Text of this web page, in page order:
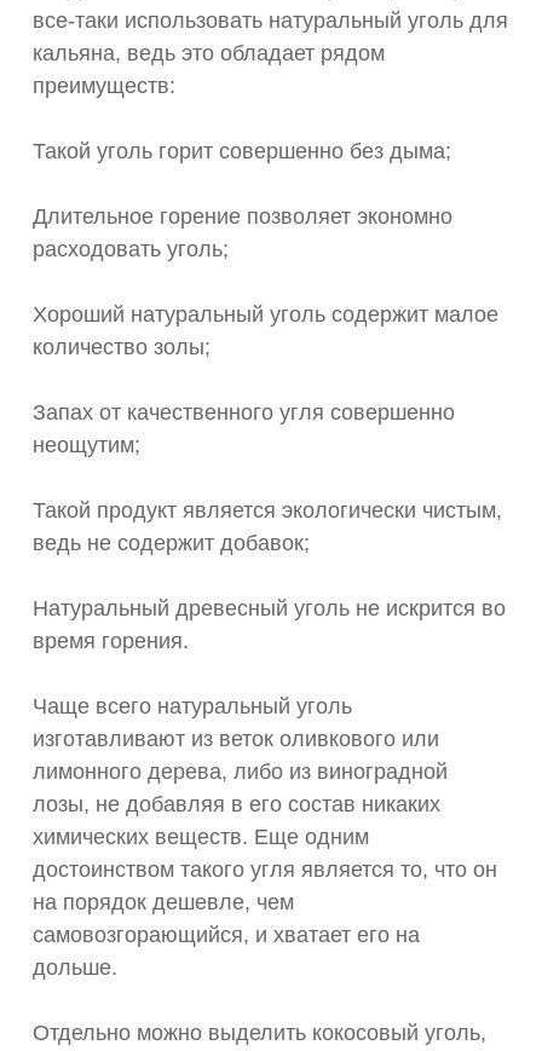
все-таки использовать натуральный уголь для
кальяна, ведь это обладает рядом
преимуществ:
Такой уголь горит совершенно без дыма;
Длительное горение позволяет экономно
расходовать уголь;
Хороший натуральный уголь содержит малое
количество золы;
Запах от качественного угля совершенно
неощутим;
Такой продукт является экологически чистым,
ведь не содержит добавок;
Натуральный древесный уголь не искрится во
время горения.
Чаще всего натуральный уголь
изготавливают из веток оливкового или
лимонного дерева, либо из виноградной
лозы, не добавляя в его состав никаких
химических веществ. Еще одним
достоинством такого угля является то, что он
на порядок дешевле, чем
самовозгорающийся, и хватает его на
дольше.
Отдельно можно выделить кокосовый уголь,